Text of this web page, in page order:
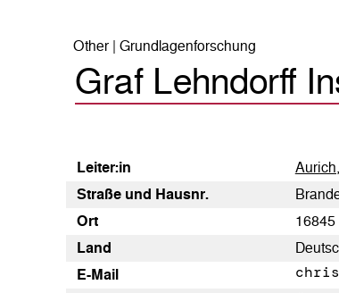
Other | Grundlagenforschung
Graf Lehndorff
Leiter:in
Straße und Hausnr.
Ort
16845
Land
E-Mail